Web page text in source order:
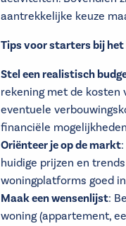
aantrekkelijke keuze
Tips voor starters bij
Stel een realistisch
rekening met de kosten
eventuele
financiële
Oriënteer je op de markt
huidige prijzen en
woningplatforms goed
Maak een wensenlijst:
woning (appartement,